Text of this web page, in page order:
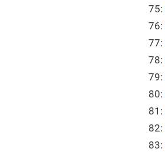
75:
76:
77:
78:
79:
80:
81:
82:
83: